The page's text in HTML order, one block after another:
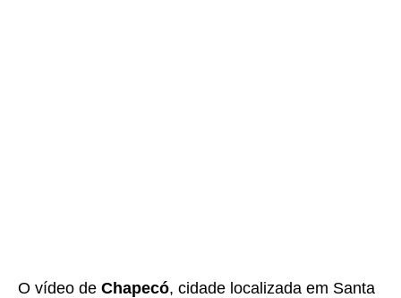
O vídeo de Chapecó, cidade localizada em Santa